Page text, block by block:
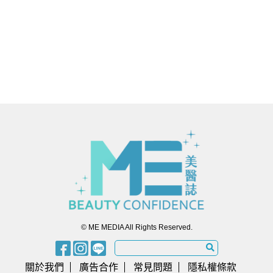
© ME MEDIA All Rights Reserved.
關於我們 廣告合作 常見問題 隱私權條款